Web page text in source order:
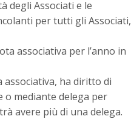
degli Associati e le
per tutti gli Associati,
associativa per l’anno in
ha diritto di
o mediante delega per
avere più di una delega.